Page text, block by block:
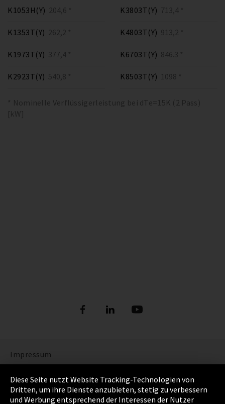
K1053H(Y) 204,6 *
K1353T(Y) 262,2 *
K1973T(Y) 377,4 *
K2923T(Y) 540,8 *
K3803T(Y) 713,4 *
K4803T(Y) 913,2 *
K6703T(Y) 846.3 *
K8503T(Y) 1098 *
* Nominelle Verflüssigerleistung bei dTe=15K (2 Pass)
[kW]
Impressum
Datenschutz
Cookie Einstellungen
Diese Seite nutzt Website Tracking-Technologien von
Dritten, um ihre Dienste anzubieten, stetig zu verbessern
und Werbung entsprechend der Interessen der Nutzer